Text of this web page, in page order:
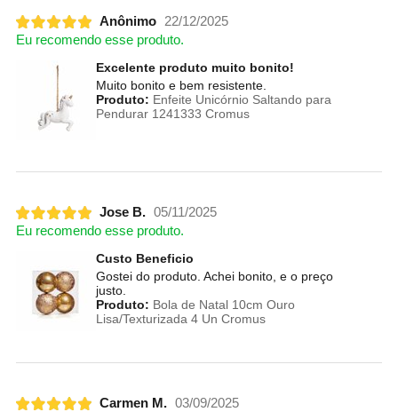
Anônimo
22/12/2025
Eu recomendo esse produto.
Excelente produto muito bonito!
Muito bonito e bem resistente.
Produto: Enfeite Unicórnio Saltando para
Pendurar 1241333 Cromus
Jose B. 05/11/2025
Eu recomendo esse produto.
Custo Beneficio
Gostei do produto. Achei bonito, e o preço
justo.
Produto: Bola de Natal 10cm Ouro
Lisa/Texturizada 4 Un Cromus
Carmen M. 03/09/2025